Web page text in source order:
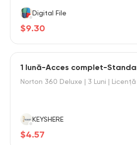
Digital File
$9.30
1 lună-Acces complet-
Norton 360 Deluxe | 3 Luni |
KEYSHERE
$4.57